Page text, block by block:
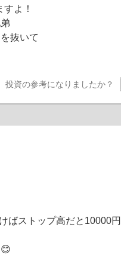
よ！
抜いて
投資の参考になりましたか？
ばストップ高だと10000